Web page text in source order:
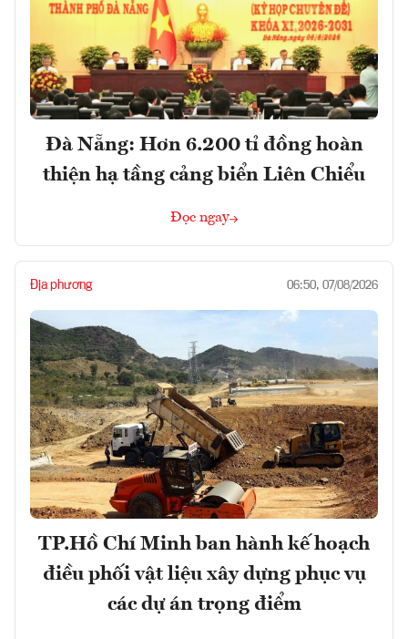
Đà Nẵng: Hơn 6.200 tỉ đồng hoàn
thiện hạ tầng cảng biển Liên Chiểu
Đọc ngay
Địa phương 06:50, 07/08/2026
TP.Hồ Chí Minh ban hành kế hoạch
điều phối vật liệu xây dựng phục vụ
các dự án trọng điểm